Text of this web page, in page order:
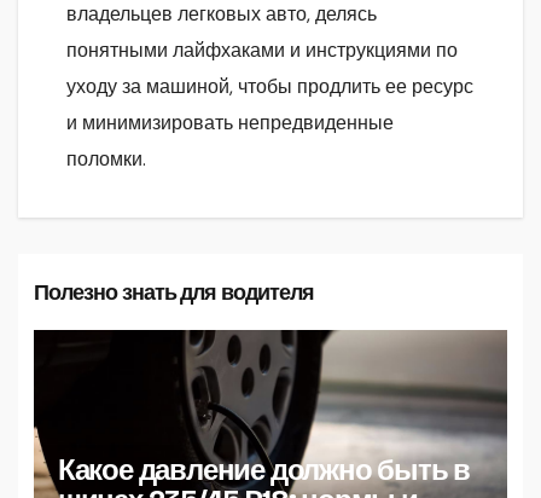
владельцев легковых авто, делясь
понятными лайфхаками и инструкциями по
уходу за машиной, чтобы продлить ее ресурс
и минимизировать непредвиденные
поломки.
Полезно знать для водителя
Какое давление должно быть в